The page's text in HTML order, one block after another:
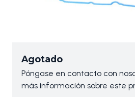
Agotado
Póngase en contacto con
más información sobre este